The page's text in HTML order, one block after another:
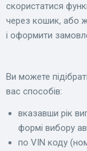
скористатися
через кошик, або
і оформити
Ви можете
вас способів:
вказавши рік
формі вибору
по VIN коду